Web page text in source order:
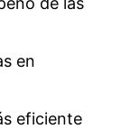
en
eficiente